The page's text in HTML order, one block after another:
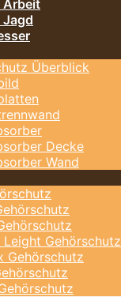
Arbeit
Überblick
Decke
Wand
Gehörschutz
Gehörschutz